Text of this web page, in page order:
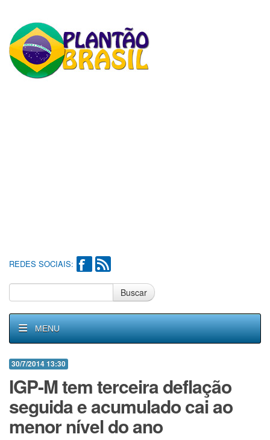
REDES SOCIAIS:
Buscar
MENU
30/7/2014 13:30
IGP-M tem terceira deflação
seguida e acumulado cai ao
menor nível do ano